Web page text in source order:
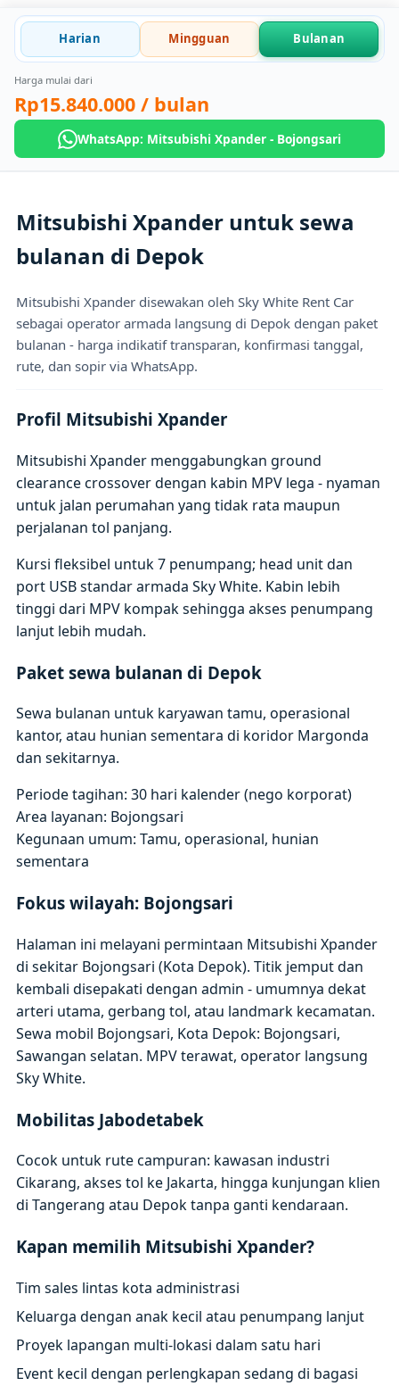
Harian Mingguan Bulanan
Harga mulai dari
Rp15.840.000 / bulan
WhatsApp: Mitsubishi Xpander - Bojongsari
Mitsubishi Xpander untuk sewa
bulanan di Depok
Mitsubishi Xpander disewakan oleh Sky White Rent Car
sebagai operator armada langsung di Depok dengan paket
bulanan - harga indikatif transparan, konfirmasi tanggal,
rute, dan sopir via WhatsApp.
Profil Mitsubishi Xpander
Mitsubishi Xpander menggabungkan ground
clearance crossover dengan kabin MPV lega - nyaman
untuk jalan perumahan yang tidak rata maupun
perjalanan tol panjang.
Kursi fleksibel untuk 7 penumpang; head unit dan
port USB standar armada Sky White. Kabin lebih
tinggi dari MPV kompak sehingga akses penumpang
lanjut lebih mudah.
Paket sewa bulanan di Depok
Sewa bulanan untuk karyawan tamu, operasional
kantor, atau hunian sementara di koridor Margonda
dan sekitarnya.
Periode tagihan: 30 hari kalender (nego korporat)
Area layanan: Bojongsari
Kegunaan umum: Tamu, operasional, hunian
sementara
Fokus wilayah: Bojongsari
Halaman ini melayani permintaan Mitsubishi Xpander
di sekitar Bojongsari (Kota Depok). Titik jemput dan
kembali disepakati dengan admin - umumnya dekat
arteri utama, gerbang tol, atau landmark kecamatan.
Sewa mobil Bojongsari, Kota Depok: Bojongsari,
Sawangan selatan. MPV terawat, operator langsung
Sky White.
Mobilitas Jabodetabek
Cocok untuk rute campuran: kawasan industri
Cikarang, akses tol ke Jakarta, hingga kunjungan klien
di Tangerang atau Depok tanpa ganti kendaraan.
Kapan memilih Mitsubishi Xpander?
Tim sales lintas kota administrasi
Keluarga dengan anak kecil atau penumpang lanjut
Proyek lapangan multi-lokasi dalam satu hari
Event kecil dengan perlengkapan sedang di bagasi